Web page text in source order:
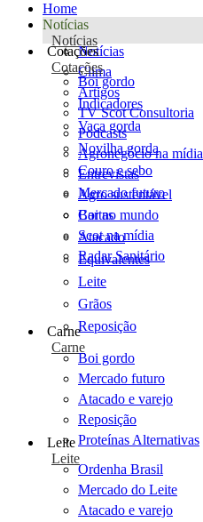
Home
Notícias
Notícias
Notícias
Clima
Artigos
TV Scot Consultoria
Podcasts
Agronegócio na mídia
Entrevistas
Agro sustentável
Cartas
Scot na mídia
Radar Sanitário
Cotações
Cotações
Boi gordo
Indicadores
Vaca gorda
Novilha gorda
Couro e sebo
Mercado futuro
Boi no mundo
Atacado
Equivalentes
Leite
Grãos
Reposição
Carne
Carne
Boi gordo
Mercado futuro
Atacado e varejo
Reposição
Proteínas Alternativas
Leite
Leite
Ordenha Brasil
Mercado do Leite
Atacado e varejo